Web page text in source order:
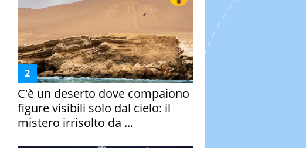
C'è un deserto dove compaiono
figure visibili solo dal cielo: il
mistero irrisolto da ...